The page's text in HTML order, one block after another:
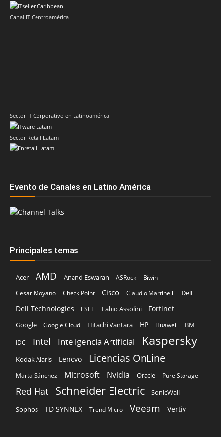
Canal IT Centroamérica
Sector IT Corporativo en Latinoamérica
Sector Retail Latam
Evento de Canales en Latino América
Principales temas
Acer AMD Anand Eswaran ASRock
Biwin
Cesar Moyano
Check Point Cisco Claudio Martinelli Dell
Dell Technologies ESET Fabio Assolini Fortinet
Google Google Cloud Hitachi Vantara HP Huawei IBM
IDC Intel Inteligencia Artificial Kaspersky
Kodak Alaris Lenovo Licencias OnLine
Marta Sánchez Microsoft Nvidia Oracle Pure Storage
Red Hat Schneider Electric SonicWall
Sophos TD SYNNEX Trend Micro Veeam Vertiv